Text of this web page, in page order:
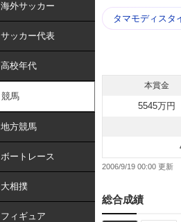
海外サッカー
サッカー代表
高校年代
競馬
地方競馬
ボートレース
大相撲
フィギュア
タマモディスタ
本賞金
5545万円
2006/9/19 00:00
総合成績